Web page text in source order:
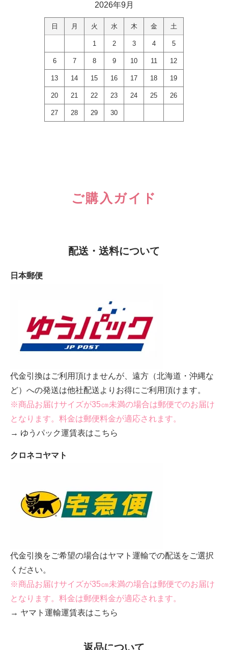
2026年9月
日 月 火 水 木 金 土
1 2 3 4 5
6 7 8 9 10 11 12
13 14 15 16 17 18 19
20 21 22 23 24 25 26
27 28 29 30
ご購入ガイド
配送・送料について
日本郵便
代金引換はご利用頂けませんが、遠方（北海道・沖縄な
ど）への発送は他社配送よりお得にご利用頂けます。
※商品お届けサイズが35㎝未満の場合は郵便でのお届け
となります。料金は郵便料金が適応されます。
→ ゆうパック運賃表はこちら
クロネコヤマト
代金引換をご希望の場合はヤマト運輸での配送をご選択
ください。
※商品お届けサイズが35㎝未満の場合は郵便でのお届け
となります。料金は郵便料金が適応されます。
→ ヤマト運輸運賃表はこちら
返品について